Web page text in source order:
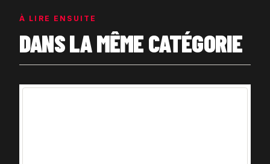
À LIRE ENSUITE
DANS LA MÊME CATÉGORIE